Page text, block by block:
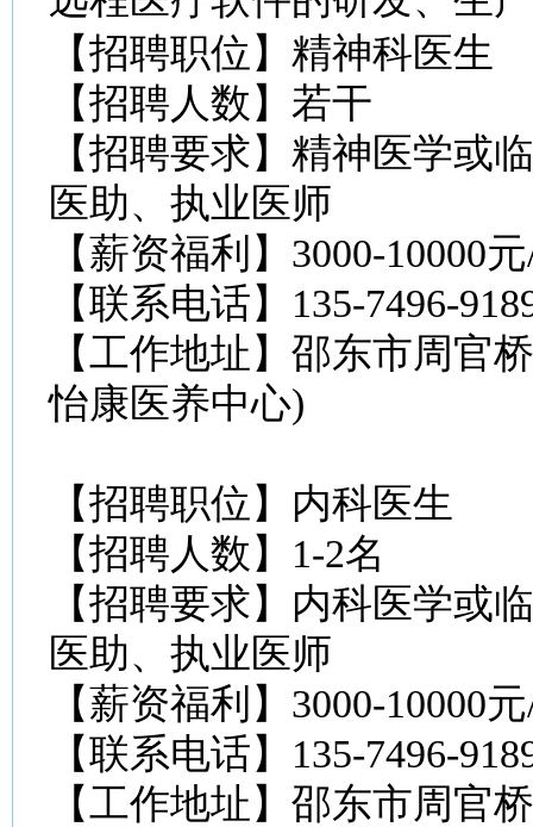
【招聘职位】精神科医生
【招聘人数】若干
【招聘要求】精神医学或
医助、执业医师
【薪资福利】3000-10000
【联系电话】135-7496-
【工作地址】邵东市周官
怡康医养中心)
【招聘职位】内科医生
【招聘人数】1-2名
【招聘要求】内科医学或
医助、执业医师
【薪资福利】3000-10000
【联系电话】135-7496-
【工作地址】邵东市周官